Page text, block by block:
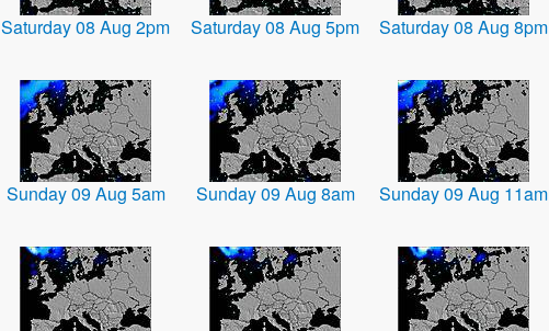
Saturday 08 Aug 2pm Saturday 08 Aug 5pm Saturday 08 Aug 8pm
Sunday 09 Aug 5am Sunday 09 Aug 8am Sunday 09 Aug 11am